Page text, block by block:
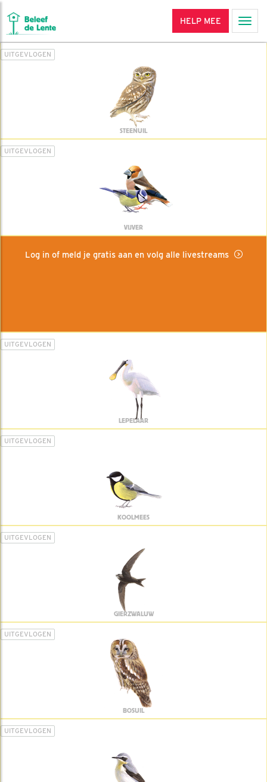
HELP MEE
UITGEVLOGEN
STEENUIL
UITGEVLOGEN
VIJVER
Log in of meld je gratis aan en volg alle livestreams
UITGEVLOGEN
LEPELAAR
UITGEVLOGEN
KOOLMEES
UITGEVLOGEN
GIERZWALUW
UITGEVLOGEN
BOSUIL
UITGEVLOGEN